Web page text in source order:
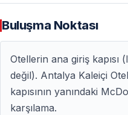
getirilmelidir
Sıkça Sorulan Sorular
Kemer’den
Buluşma Noktası
Otellerin ana giriş kapısı
değil). Antalya Kaleiçi
kapısının yanındaki
karşılama.